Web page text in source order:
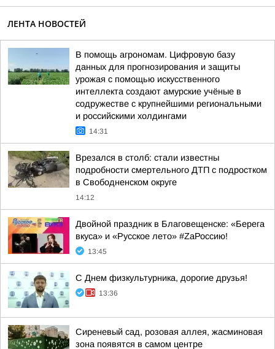
ЛЕНТА НОВОСТЕЙ
В помощь агрономам. Цифровую базу
данных для прогнозирования и защиты
урожая с помощью искусственного
интеллекта создают амурские учёные в
содружестве с крупнейшими региональными
и российскими холдингами
14:31
Врезался в столб: стали известны
подробности смертельного ДТП с подростком
в Свободненском округе
14:12
Двойной праздник в Благовещенске: «Берега
вкуса» и «Русское лето» #ZaРоссию!
13:45
С Днем физкультурника, дорогие друзья!
13:36
Сиреневый сад, розовая аллея, жасминовая
зона появятся в самом центре